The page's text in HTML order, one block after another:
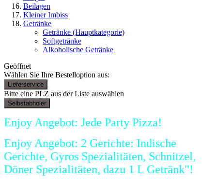
Beilagen
Kleiner Imbiss
Getränke
Getränke (Hauptkategorie)
Softgetränke
Alkoholische Getränke
Geöffnet
Wählen Sie Ihre Bestelloption aus:
Lieferservice
Bitte eine PLZ aus der Liste auswählen
Selbstabholer
Enjoy Angebot: Jede Party Pizza!
Enjoy Angebot: 2 Gerichte: Indische
Gerichte, Gyros Spezialitäten, Schnitzel,
Döner Spezialitäten, dazu 1 L Getränk"!